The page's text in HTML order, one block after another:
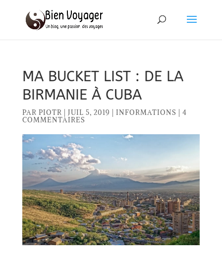
MA BUCKET LIST : DE LA
BIRMANIE À CUBA
PAR PIOTR JUIL 5, 2019 INFORMATIONS
4
COMMENTAIRES